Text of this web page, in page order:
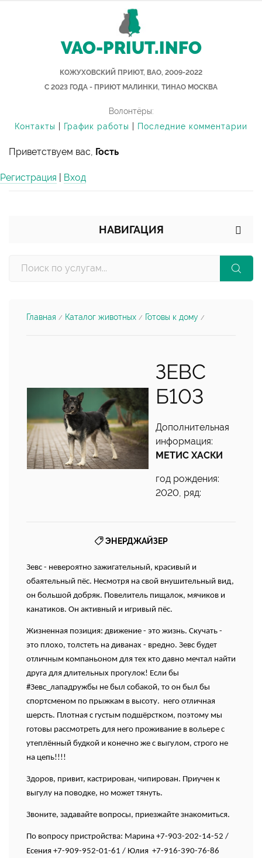
VAO-PRIUT.INFO
КОЖУХОВСКИЙ ПРИЮТ, ВАО, 2009-2022
С 2023 ГОДА - ПРИЮТ МАЛИНКИ, ТИНАО МОСКВА
Волонтёры:
Контакты
График работы Последние комментарии
Приветствуем вас, Гость
Регистрация Вход
НАВИГАЦИЯ
Главная / Каталог животных / Готовы к дому /
ЗЕВС
Б103
Дополнительная
информация:
МЕТИС ХАСКИ
год рождения:
2020, ряд:
ЭНЕРДЖАЙЗЕР
Зевс - невероятно зажигательный, красивый и
обаятельный пёс. Несмотря на свой внушительный вид,
он большой добряк. Повелитель пищалок, мячиков и
канатиков. Он активный и игривый пёс.
Жизненная позиция: движение - это жизнь. Скучать -
это плохо, толстеть на диванах - вредно. Зевс будет
отличным компаньоном для тех кто давно мечтал найти
друга для длительных прогулок! Если бы
#Зевс_лападружбы не был собакой, то он был бы
спортсменом по прыжкам в высоту. него отличная
шерсть. Плотная с густым подшёрстком, поэтому мы
готовы рассмотреть для него проживание в вольере с
утеплённый будкой и конечно же с выгулом, строго не
на цепь!!!!
Здоров, привит, кастрирован, чипирован. Приучен к
выгулу на поводке, но может тянуть.
Звоните, задавайте вопросы, приезжайте знакомиться.
По вопросу пристройства: Марина +7-903-202-14-52 /
Есения +7-909-952-01-61 / Юлия +7-916-390-76-86